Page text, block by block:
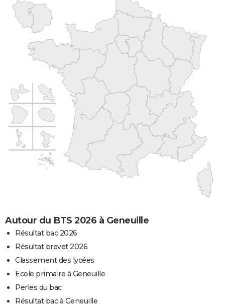
Autour du BTS 2026 à Geneuille
Résultat bac 2026
Résultat brevet 2026
Classement des lycées
Ecole primaire à Geneuille
Perles du bac
Résultat bac à Geneuille